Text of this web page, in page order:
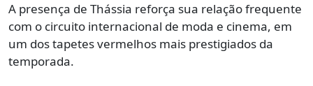
A presença de Thássia reforça sua relação frequente
com o circuito internacional de moda e cinema, em
um dos tapetes vermelhos mais prestigiados da
temporada.